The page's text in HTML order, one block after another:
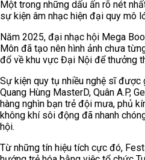
Một trong những dấu ấn rõ nét
sự kiện âm nhạc hiện đại quy mô
Năm 2025, đại nhạc hội Mega
Môn đã tạo nên hình ảnh chưa
đổ về khu vực Đại Nội để thưởng
Sự kiện quy tụ nhiều nghệ sĩ được
Quang Hùng MasterD, Quân A.P,
hàng nghìn bạn trẻ đội mưa, phủ
không khí sôi động đã nhanh
hội.
Từ những tín hiệu tích cực đó,